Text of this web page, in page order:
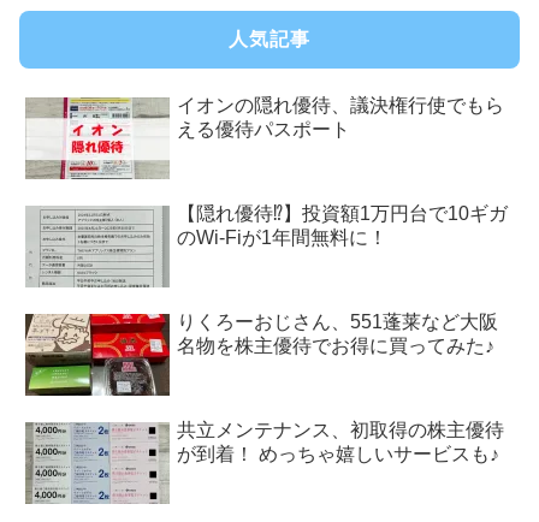
人気記事
イオンの隠れ優待、議決権行使でもら
える優待パスポート
【隠れ優待⁉︎】投資額1万円台で10ギガ
のWi-Fiが1年間無料に！
りくろーおじさん、551蓬莱など大阪
名物を株主優待でお得に買ってみた♪
共立メンテナンス、初取得の株主優待
が到着！ めっちゃ嬉しいサービスも♪